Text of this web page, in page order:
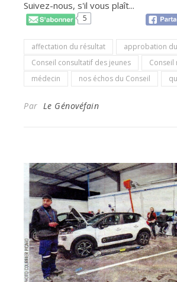
Suivez-nous, s'il vous plaît...
5
affectation du résultat approbation
Conseil consultatif des jeunes
Conseil
médecin
nos échos du Conseil
Par Le Génovéfain